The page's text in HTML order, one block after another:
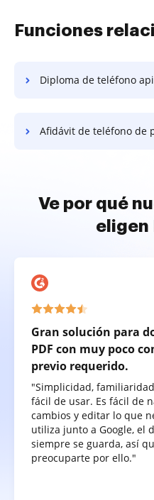
Funciones
Diploma de teléfono
Afidávit de teléfono de
Ve por qué
eligen
Gran solución para
PDF con muy poco
previo requerido.
"Simplicidad,
fácil de usar. Es fácil de
cambios y editar lo que
utiliza junto a Google, el
siempre se guarda, así
preocuparte por ello."